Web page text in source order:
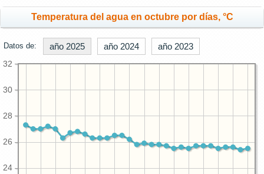
Temperatura del agua en octubre por días, °C
Datos de: año 2025 año 2024 año 2023
24
26
28
30
32